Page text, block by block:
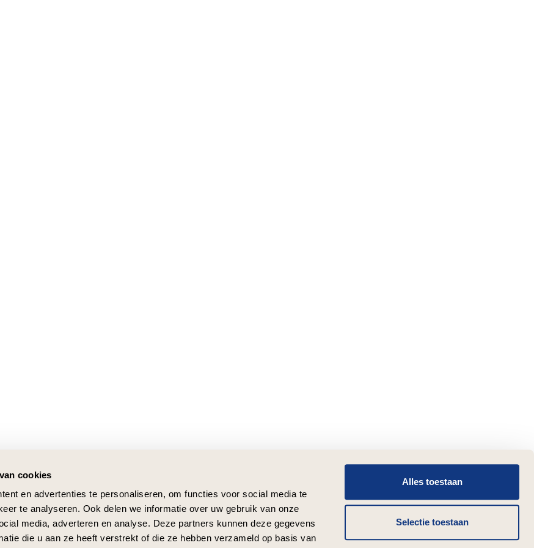
cookies
en advertenties te personaliseren, om functies voor social media te
te analyseren. Ook delen we informatie over uw gebruik van onze
media, adverteren en analyse. Deze partners kunnen deze gegevens
die u aan ze heeft verstrekt of die ze hebben verzameld op basis van
Alles toestaan
Selectie toestaan